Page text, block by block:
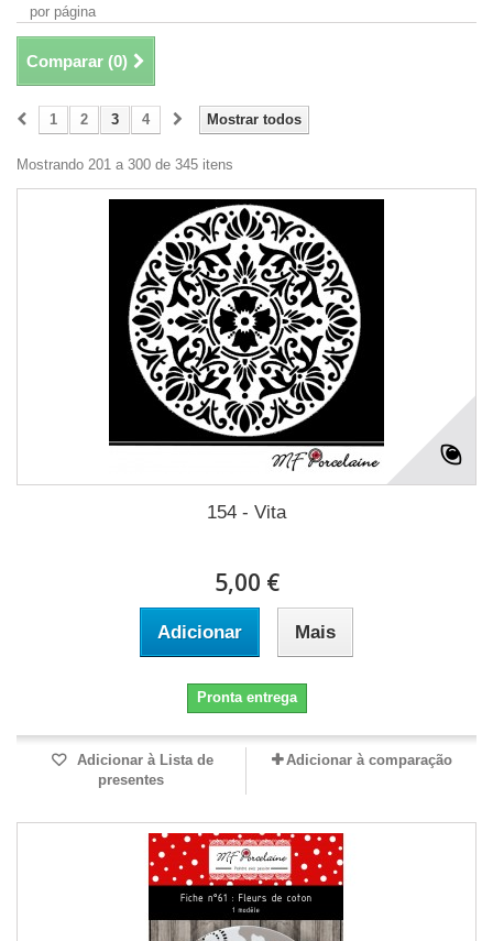
por página
Comparar (0)
Mostrar todos
1 2 3 4
Mostrando 201 a 300 de 345 itens
154 - Vita
5,00 €
Adicionar Mais
Pronta entrega
Adicionar à Lista de
presentes
Adicionar à comparação